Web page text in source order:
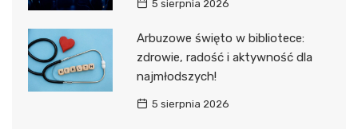
5 sierpnia 2026
Arbuzowe święto w bibliotece:
zdrowie, radość i aktywność dla
najmłodszych!
5 sierpnia 2026